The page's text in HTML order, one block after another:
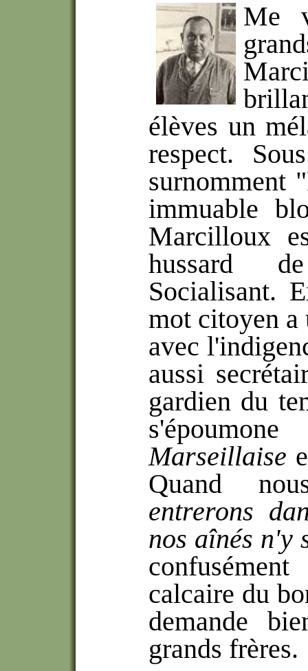
Me
élèves un
respect.
surnomment
immuable
Marcilloux
hussard
Socialisant.
mot citoyen a
avec
aussi
gardien du
Marseillaise
Quand
entrerons
nos aînés n'y
calcaire du
demande
grands frères.